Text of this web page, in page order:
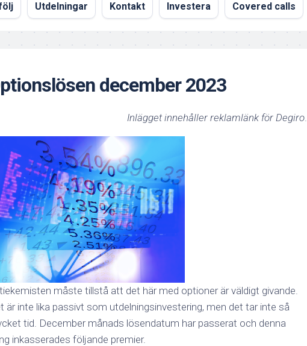
Utdelningar Kontakt Investera Covered calls
december 2023
Inlägget innehåller reklamlänk för Degiro.
måste tillstå att det här med optioner är väldigt givande.
är inte lika passivt som utdelningsinvestering, men det tar inte så
tid. December månads lösendatum har passerat och denna
inkasserades följande premier.